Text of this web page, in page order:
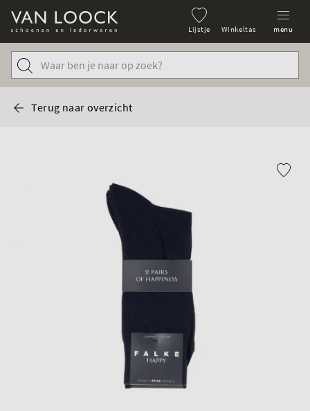
Lijstje Winkeltas menu
Terug naar overzicht